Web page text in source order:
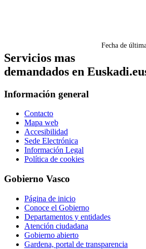
Fecha de
Servicios mas
demandados en
Información general
Contacto
Mapa web
Accesibilidad
Sede Electrónica
Información Legal
Política de cookies
Gobierno Vasco
Página de inicio
Conoce el Gobierno
Departamentos y entidades
Atención ciudadana
Gobierno abierto
Gardena, portal de transparencia